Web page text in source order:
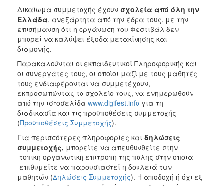
Δικαίωμα συμμετοχής έχουν σχολεία από όλη την
Ελλάδα, ανεξάρτητα από την έδρα τους, με την
επισήμανση ότι η οργάνωση του Φεστιβάλ δεν
μπορεί να καλύψει έξοδα μετακίνησης και
διαμονής.
Παρακαλούνται οι εκπαιδευτικοί Πληροφορικής και
οι συνεργάτες τους, οι οποίοι μαζί με τους μαθητές
τους ενδιαφέρονται να συμμετέχουν,
εκπροσωπώντας το σχολείο τους, να ενημερωθούν
από την ιστοσελίδα www.digifest.info για τη
διαδικασία και τις προϋποθέσεις συμμετοχής
(Προϋποθέσεις Συμμετοχής).
Για περισσότερες πληροφορίες και δηλώσεις
συμμετοχής, μπορείτε να απευθυνθείτε στην
τοπική οργανωτική επιτροπή της πόλης στην οποία
επιθυμείτε να παρουσιαστεί η δουλειά των
μαθητών (Δηλώσεις Συμμετοχής). Η αποδοχή ή όχι εξ